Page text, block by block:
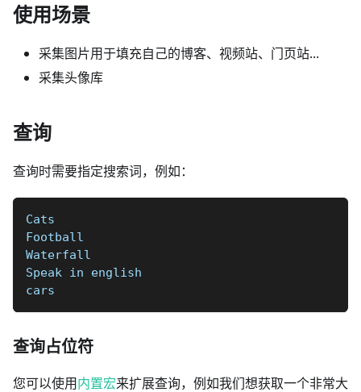
使用场景
采集图片用于填充自己的博客、视频站、门页站...
采集头像库
查询
查询时需要指定搜索词，例如：
Cats
Football
Waterfall
Speak in english
cars
查询占位符
您可以使用内置宏来扩展查询，例如我们想获取一个非常大